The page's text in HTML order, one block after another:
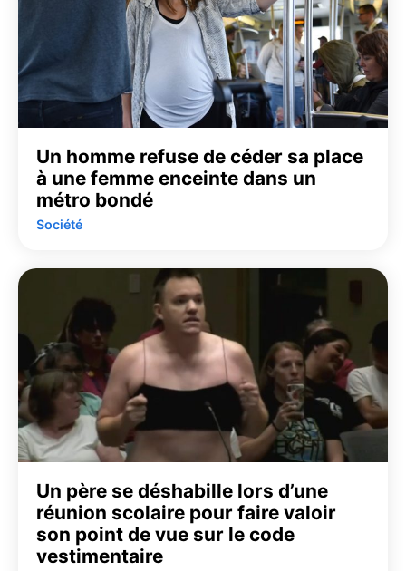
Un homme refuse de céder sa place
à une femme enceinte dans un
métro bondé
Société
Un père se déshabille lors d’une
réunion scolaire pour faire valoir
son point de vue sur le code
vestimentaire